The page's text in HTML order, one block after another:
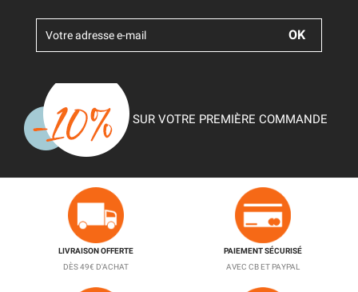
SUR VOTRE PREMIÈRE COMMANDE
LIVRAISON OFFERTE
DÈS 49€ D'ACHAT
PAIEMENT SÉCURISÉ
AVEC CB ET PAYPAL